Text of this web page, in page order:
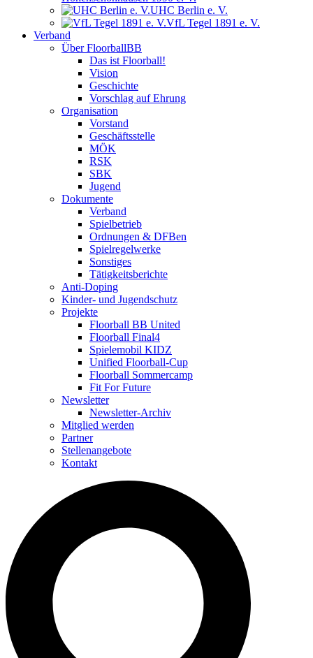
UHC Berlin e. V.
VfL Tegel 1891 e. V.
Verband
Über FloorballBB
Das ist Floorball!
Vision
Geschichte
Vorschlag auf Ehrung
Organisation
Vorstand
Geschäftsstelle
MÖK
RSK
SBK
Jugend
Dokumente
Verband
Spielbetrieb
Ordnungen & DFBen
Spielregelwerke
Sonstiges
Tätigkeitsberichte
Anti-Doping
Kinder- und Jugendschutz
Projekte
Floorball BB United
Floorball Final4
Spielemobil KIDZ
Unified Floorball-Cup
Floorball Sommercamp
Fit For Future
Newsletter
Newsletter-Archiv
Mitglied werden
Partner
Stellenangebote
Kontakt